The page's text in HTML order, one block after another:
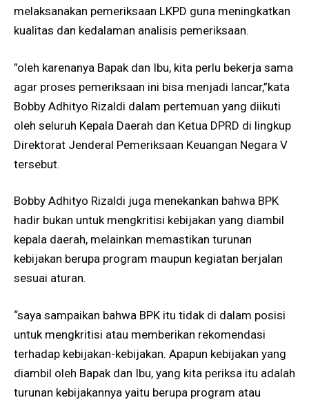
melaksanakan pemeriksaan LKPD guna meningkatkan
kualitas dan kedalaman analisis pemeriksaan.
​”oleh karenanya Bapak dan Ibu, kita perlu bekerja sama
agar proses pemeriksaan ini bisa menjadi lancar,”kata
Bobby Adhityo Rizaldi dalam pertemuan yang diikuti
oleh seluruh Kepala Daerah dan Ketua DPRD di lingkup
Direktorat Jenderal Pemeriksaan Keuangan Negara V
tersebut.
Bobby Adhityo Rizaldi juga menekankan bahwa BPK
hadir bukan untuk mengkritisi kebijakan yang diambil
kepala daerah, melainkan memastikan turunan
kebijakan berupa program maupun kegiatan berjalan
sesuai aturan.
“​saya sampaikan bahwa BPK itu tidak di dalam posisi
untuk mengkritisi atau memberikan rekomendasi
terhadap kebijakan-kebijakan. Apapun kebijakan yang
diambil oleh Bapak dan Ibu, yang kita periksa itu adalah
turunan kebijakannya yaitu berupa program atau